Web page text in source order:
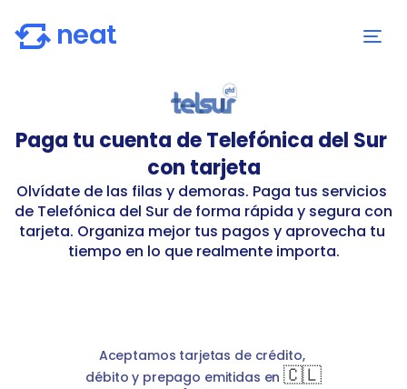
Paga tu cuenta de Telefónica del Sur
con tarjeta
Olvídate de las filas y demoras. Paga tus servicios
de Telefónica del Sur de forma rápida y segura con
tarjeta. Organiza mejor tus pagos y aprovecha tu
tiempo en lo que realmente importa.
basicService Telefonica del Sur
Telsur (Telcoy)
Aceptamos tarjetas de crédito,
débito y prepago emitidas en 🇨🇱